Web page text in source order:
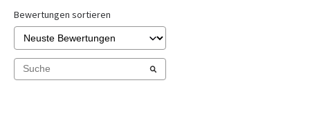
Bewertungen sortieren